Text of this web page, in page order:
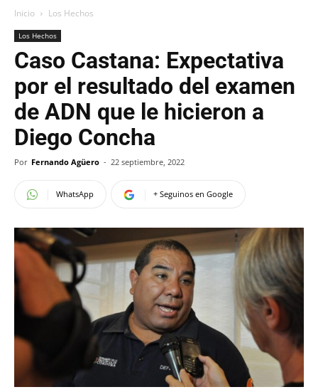
Inicio Los Hechos
Los Hechos
Caso Castana: Expectativa
por el resultado del examen
de ADN que le hicieron a
Diego Concha
Por Fernando Agüero - 22 septiembre, 2022
WhatsApp + Seguinos en Google